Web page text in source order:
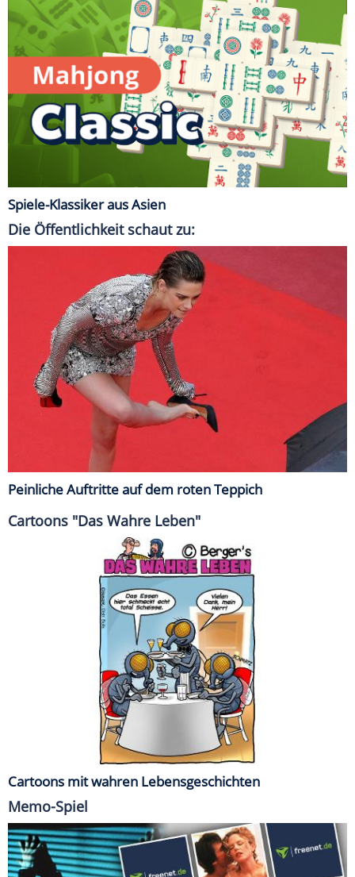
Spiele-Klassiker aus Asien
Die Öffentlichkeit schaut zu:
Peinliche Auftritte auf dem roten Teppich
Cartoons "Das Wahre Leben"
Cartoons mit wahren Lebensgeschichten
Memo-Spiel